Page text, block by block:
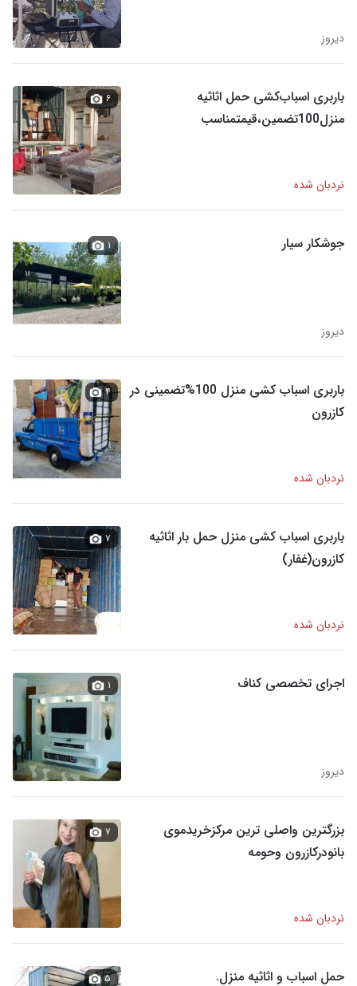
دیروز
باربری اسباب‌کشی حمل اثاثیه
منزل100تضمین،قیمتمناسب
نردبان شده
۶
جوشکار سیار
دیروز
۱
باربری اسباب کشی منزل 100%تضمینی در
کازرون
نردبان شده
۴
باربری اسباب کشی منزل حمل بار اثاثیه
کازرون(غفار)
نردبان شده
۷
اجرای تخصصی کناف
دیروز
۱
بزرگترین واصلی ترین مرکزخریدموی
بانودرکازرون وحومه
نردبان شده
۷
حمل اسباب و اثاثیه منزل. ۵